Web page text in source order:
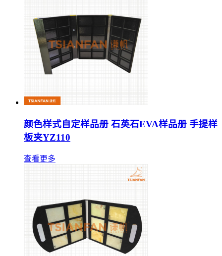
颜色样式自定样品册 石英石EVA样品册 手提样
板夹YZ110
查看更多